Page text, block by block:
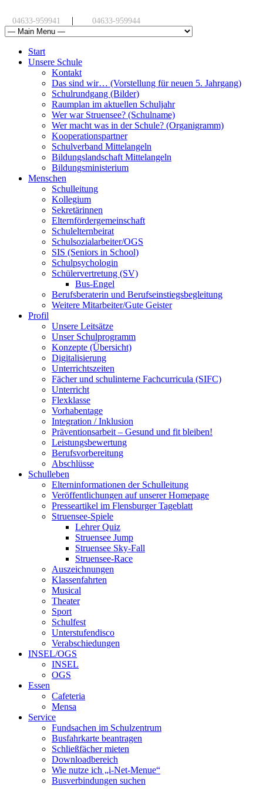
04633-959941 | 04633-959944
Start
Unsere Schule
Kontakt
Das sind wir… (Vorstellung für neuen 5. Jahrgang)
Schulrundgang (Bilder)
Raumplan im aktuellen Schuljahr
Wer war Struensee? (Schulname)
Wer macht was in der Schule? (Organigramm)
Kooperationspartner
Schulverband Mittelangeln
Bildungslandschaft Mittelangeln
Bildungsministerium
Menschen
Schulleitung
Kollegium
Sekretärinnen
Elternfördergemeinschaft
Schulelternbeirat
Schulsozialarbeiter/OGS
SIS (Seniors in School)
Schulpsychologin
Schülervertretung (SV)
Bus-Engel
Berufsberaterin und Berufseinstiegsbegleitung
Weitere Mitarbeiter/Gute Geister
Profil
Unsere Leitsätze
Unser Schulprogramm
Konzepte (Übersicht)
Digitalisierung
Unterrichtszeiten
Fächer und schulinterne Fachcurricula (SIFC)
Unterricht
Flexklasse
Vorhabentage
Integration / Inklusion
Präventionsarbeit – Gesund und fit bleiben!
Leistungsbewertung
Berufsvorbereitung
Abschlüsse
Schulleben
Elterninformationen der Schulleitung
Veröffentlichungen auf unserer Homepage
Presseartikel im Flensburger Tageblatt
Struensee-Spiele
Lehrer Quiz
Struensee Jump
Struensee Sky-Fall
Struensee-Race
Auszeichnungen
Klassenfahrten
Musical
Theater
Sport
Schulfest
Unterstufendisco
Verabschiedungen
INSEL/OGS
INSEL
OGS
Essen
Cafeteria
Mensa
Service
Fundsachen im Schulzentrum
Busfahrkarte beantragen
Schließfächer mieten
Downloadbereich
Wie nutze ich „i-Net-Menue“
Busverbindungen suchen